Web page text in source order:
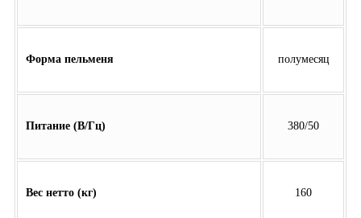
Форма пельменя полумесяц
Питание (В/Гц) 380/50
Вес нетто (кг) 160